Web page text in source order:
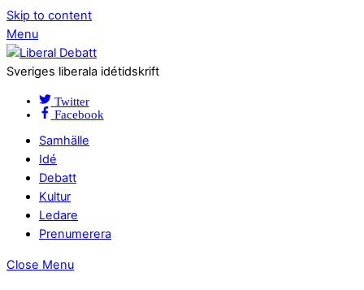
Skip to content
Menu
Sveriges liberala idétidskrift
Twitter
Facebook
Samhälle
Idé
Debatt
Kultur
Ledare
Prenumerera
Close Menu